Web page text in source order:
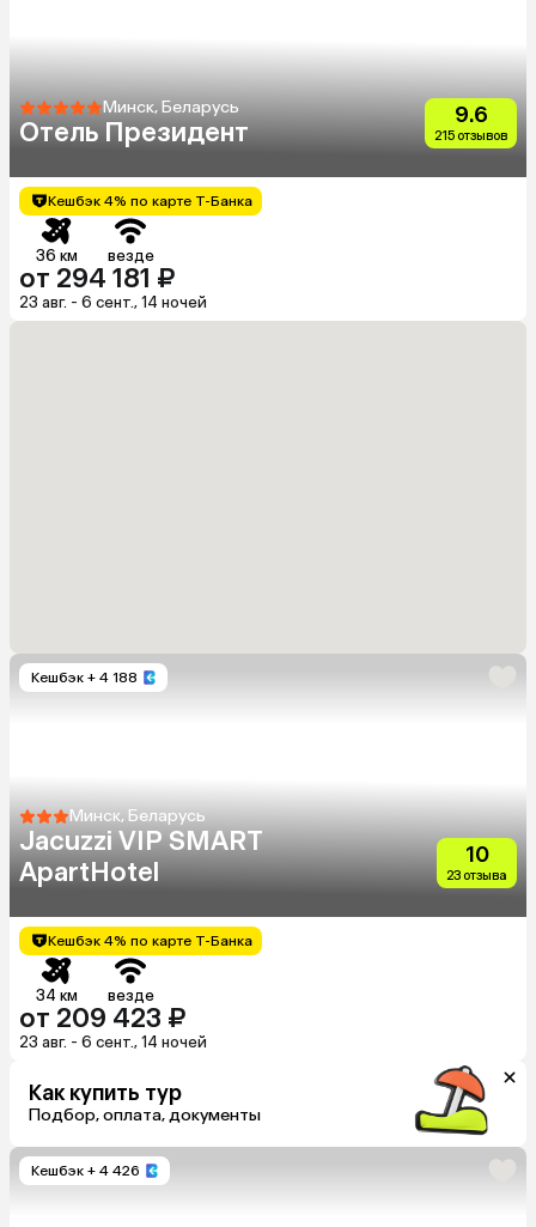
Минск, Беларусь
Отель Президент
9.6
215 отзывов
Кешбэк 4% по карте Т-Банка
36 км везде
от 294 181 ₽
23 авг. - 6 сент., 14 ночей
Кешбэк + 4 188
Минск, Беларусь
Jacuzzi VIP SMART
ApartHotel
10
23 отзыва
Кешбэк 4% по карте Т-Банка
34 км везде
от 209 423 ₽
23 авг. - 6 сент., 14 ночей
Как купить тур
Подбор, оплата, документы
Кешбэк + 4 426